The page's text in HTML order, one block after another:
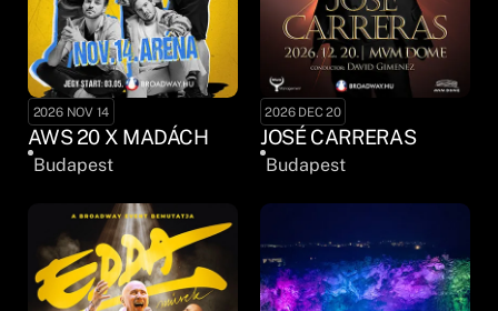
2026 NOV 14
AWS 20 X MADÁCH
Budapest
2026 DEC 20
JOSÉ CARRERAS
Budapest